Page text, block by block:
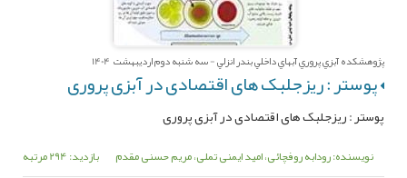
پژوهشکده آبزي پروري آبهاي داخلي بندر انزلي - سه شنبه دوم اردیبهشت 1404
پوستر : ریزجلبک های اقتصادی در آبزی پروری
پوستر : ریزجلبک های اقتصادی در آبزی پروری
نویسنده: رودابه روفچائی، امید ایمنی تملی، مریم حسنی مقدم بازدید: 294 مرتبه